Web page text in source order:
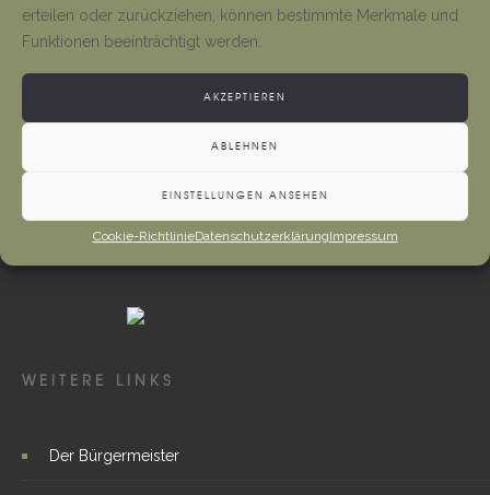
erteilen oder zurückziehen, können bestimmte Merkmale und
Funktionen beeinträchtigt werden.
AKZEPTIEREN
ABLEHNEN
EINSTELLUNGEN ANSEHEN
Cookie-RichtlinieDatenschutzerklärungImpressum
Neueröffnung Gaststätte
Tino Jäger 1. August 2026
WEITERE LINKS
Der Bürgermeister